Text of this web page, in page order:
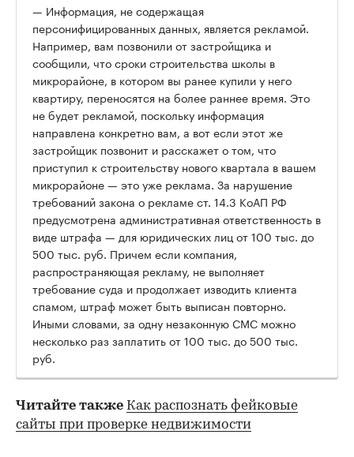
— Информация, не содержащая
персонифицированных данных, является рекламой.
Например, вам позвонили от застройщика и
сообщили, что сроки строительства школы в
микрорайоне, в котором вы ранее купили у него
квартиру, переносятся на более раннее время. Это
не будет рекламой, поскольку информация
направлена конкретно вам, а вот если этот же
застройщик позвонит и расскажет о том, что
приступил к строительству нового квартала в вашем
микрорайоне — это уже реклама. За нарушение
требований закона о рекламе ст. 14.3 КоАП РФ
предусмотрена административная ответственность в
виде штрафа — для юридических лиц от 100 тыс. до
500 тыс. руб. Причем если компания,
распространяющая рекламу, не выполняет
требование суда и продолжает изводить клиента
спамом, штраф может быть выписан повторно.
Иными словами, за одну незаконную СМС можно
несколько раз заплатить от 100 тыс. до 500 тыс.
руб.
Читайте также Как распознать фейковые
сайты при проверке недвижимости